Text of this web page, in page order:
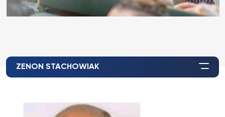
ZENON STACHOWIAK